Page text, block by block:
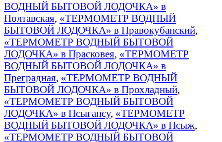
ВОДНЫЙ БЫТОВОЙ ЛОДОЧКА» в
Полтавская, «ТЕРМОМЕТР ВОДНЫЙ
БЫТОВОЙ ЛОДОЧКА» в Правокубанский,
«ТЕРМОМЕТР ВОДНЫЙ БЫТОВОЙ
ЛОДОЧКА» в Прасковея, «ТЕРМОМЕТР
ВОДНЫЙ БЫТОВОЙ ЛОДОЧКА» в
Преградная, «ТЕРМОМЕТР ВОДНЫЙ
БЫТОВОЙ ЛОДОЧКА» в Прохладный,
«ТЕРМОМЕТР ВОДНЫЙ БЫТОВОЙ
ЛОДОЧКА» в Псыгансу, «ТЕРМОМЕТР
ВОДНЫЙ БЫТОВОЙ ЛОДОЧКА» в Псыж,
«ТЕРМОМЕТР ВОДНЫЙ БЫТОВОЙ